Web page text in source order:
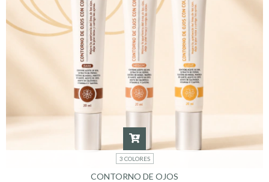
3 COLORES
CONTORNO DE OJOS